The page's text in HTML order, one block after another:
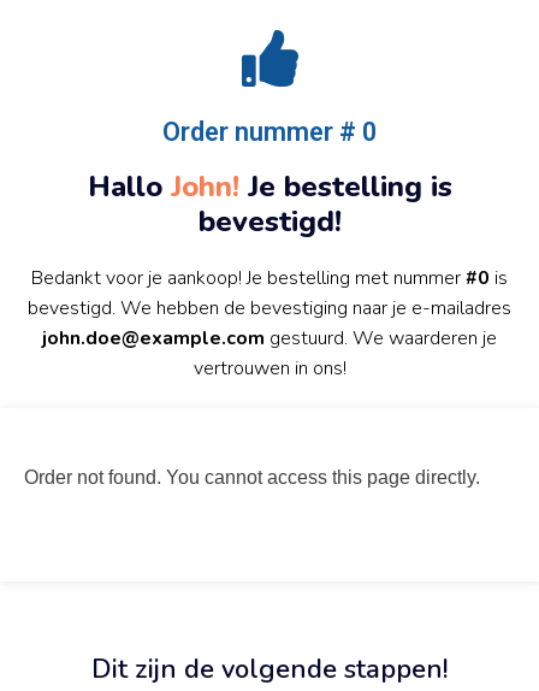
Order nummer # 0
Hallo John! Je bestelling is
bevestigd!
Bedankt voor je aankoop! Je bestelling met nummer#0 is
bevestigd. We hebben de bevestiging naar je e-mailadres
john.doe@example.com gestuurd. We waarderen je
vertrouwen in ons!
Order not found. You cannot access this page directly.
Dit zijn de volgende stappen!